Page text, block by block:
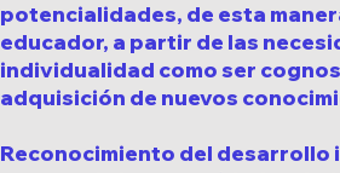
potencialidades, de esta
educador, a partir de las
individualidad como ser
adquisición de nuevos
Reconocimiento del desarrollo